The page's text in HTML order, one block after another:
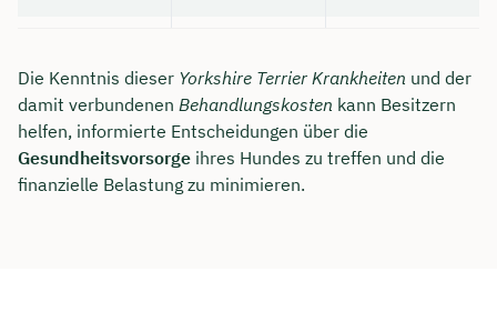
Die Kenntnis dieser Yorkshire Terrier Krankheiten und der
damit verbundenen Behandlungskosten kann Besitzern
helfen, informierte Entscheidungen über die
Gesundheitsvorsorge ihres Hundes zu treffen und die
finanzielle Belastung zu minimieren.